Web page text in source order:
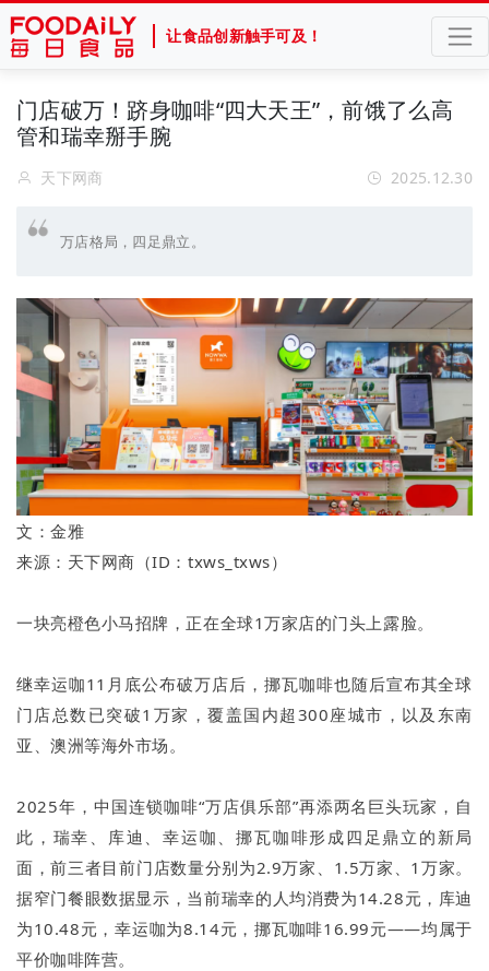
让食品创新触手可及！
门店破万！跻身咖啡“四大天王”，前饿了么高
管和瑞幸掰手腕
天下网商 2025.12.30
万店格局，四足鼎立。
文：金雅
来源：天下网商（ID：txws_txws）
一块亮橙色小马招牌，正在全球1万家店的门头上露脸。
继幸运咖11月底公布破万店后，挪瓦咖啡也随后宣布其全球
门店总数已突破1万家，覆盖国内超300座城市，以及东南
亚、澳洲等海外市场。
2025年，中国连锁咖啡“万店俱乐部”再添两名巨头玩家，自
此，瑞幸、库迪、幸运咖、挪瓦咖啡形成四足鼎立的新局
面，前三者目前门店数量分别为2.9万家、1.5万家、1万家。
据窄门餐眼数据显示，当前瑞幸的人均消费为14.28元，库迪
为10.48元，幸运咖为8.14元，挪瓦咖啡16.99元——均属于
平价咖啡阵营。